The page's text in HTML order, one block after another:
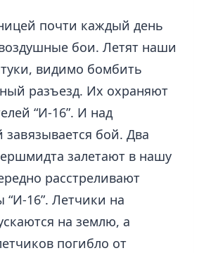
почти каждый день
бои. Летят наши
видимо бомбить
разъезд. Их охраняют
“И-16”. И над
завязывается бой. Два
залетают в нашу
расстреливают
16”. Летчики на
на землю, а
погибло от